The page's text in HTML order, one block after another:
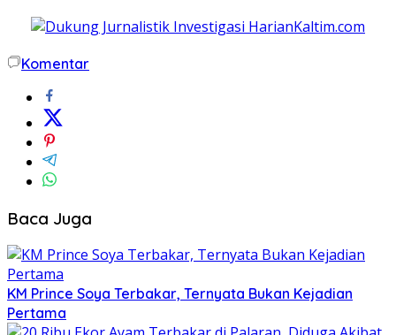
Komentar
Baca Juga
KM Prince Soya Terbakar, Ternyata Bukan Kejadian
Pertama